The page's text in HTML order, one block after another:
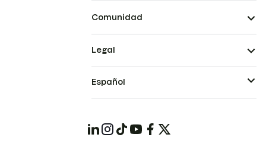
Comunidad
Legal
Español